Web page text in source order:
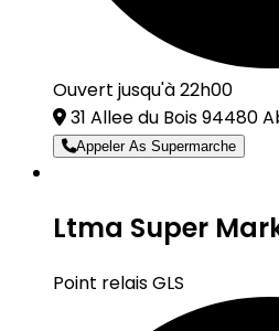
Ouvert jusqu'à 22h00
31 Allee du Bois 94480
Appeler As Supermarche
Ltma Super
Point relais GLS